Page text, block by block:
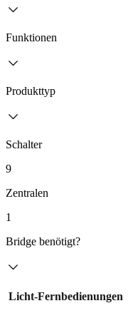
Funktionen
Produkttyp
Schalter
9
Zentralen
1
Bridge benötigt?
Licht-Fernbedienungen